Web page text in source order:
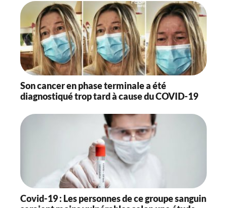
Son cancer en phase terminale a été
diagnostiqué trop tard à cause du COVID-19
Covid-19 : Les personnes de ce groupe sanguin